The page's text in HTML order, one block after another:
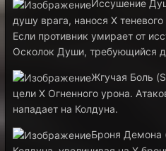
Иссушение
душу врага, нанося Х
Если противник умирает от
Осколок Души, требующийся
Жгучая Боль
цели X Огненного урона.
нападает на Колдуна.
Броня Демона